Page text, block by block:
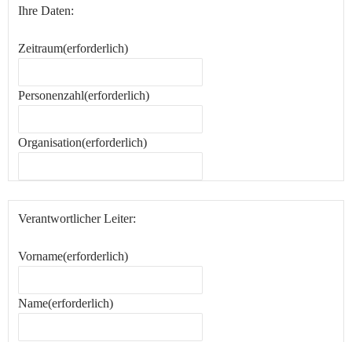
Ihre Daten:
Zeitraum(erforderlich)
Personenzahl(erforderlich)
Organisation(erforderlich)
Verantwortlicher Leiter:
Vorname(erforderlich)
Name(erforderlich)